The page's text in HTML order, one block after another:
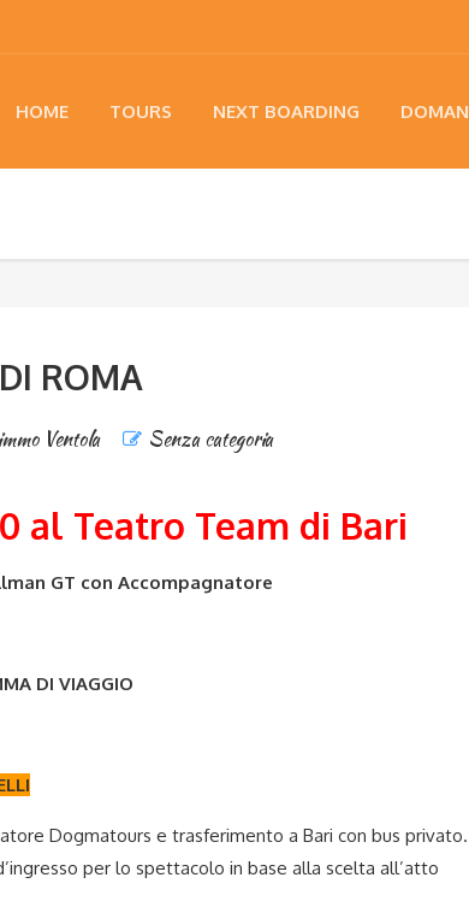
HOME TOURS NEXT BOARDING
ROMA
Ventola Senza categoria
al Teatro Team di Bari
GT con Accompagnatore
DI VIAGGIO
Dogmatours e trasferimento a Bari con bus privato.
per lo spettacolo in base alla scelta all’atto